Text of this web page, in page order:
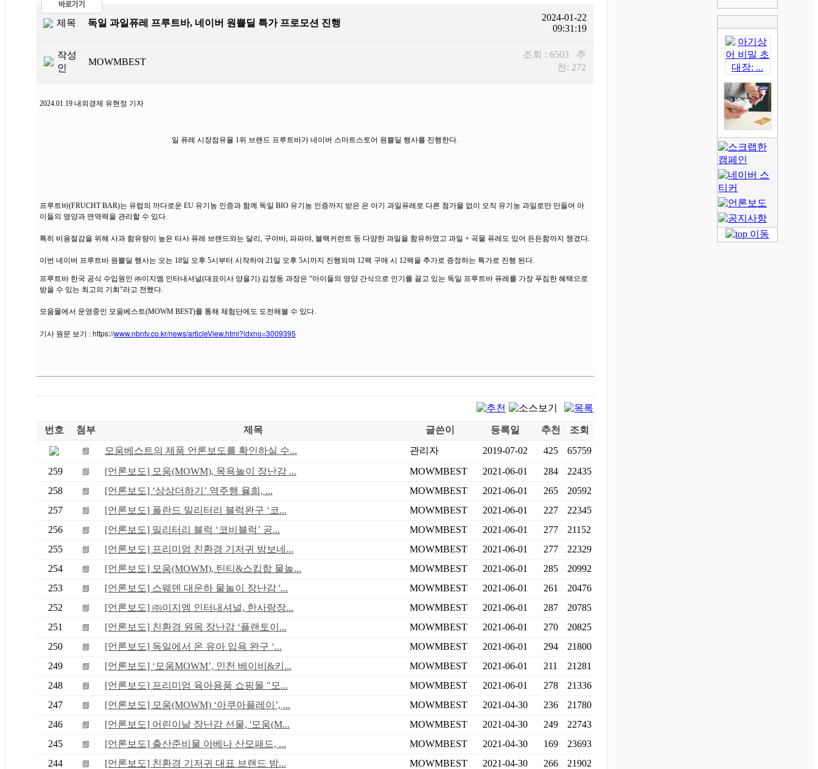
제목 독일 과일퓨레 프루트바, 네이버 원쁠딜 특가 프로모션 진행
2024-01-22
09:31:19
작성
인
MOWMBEST
조회 : 6503 추
천: 272
2024.01.19 내외경제 유현정 기자
일 퓨레 시장점유율 1위 브랜드 프루트바가 네이버 스마트스토어 원쁠딜 행사를 진행한다.
프루트바(FRUCHT BAR)는 유럽의 까다로운 EU 유기농 인증과 함께 독일 BIO 유기농 인증까지 받은 은 아기 과일퓨레로 다른 첨가물 없이 오직 유기농 과일로만 만들어 아
이들의 영양과 면역력을 관리할 수 있다.
특히 비용절감을 위해 사과 함유량이 높은 타사 퓨레 브랜드와는 달리, 구아바, 파파야, 블랙커런트 등 다양한 과일을 함유하였고 과일 + 곡물 퓨레도 있어 든든함까지 챙겼다.
이번 네이버 프루트바 원쁠딜 행사는 오는 18일 오후 5시부터 시작하여 21일 오후 5시까지 진행되며 12팩 구매 시 12팩을 추가로 증정하는 특가로 진행 된다.
프루트바 한국 공식 수입원인 ㈜이지엠 인터내셔널(대표이사 양을기) 김정동 과장은 “아이들의 영양 간식으로 인기를 끌고 있는 독일 프루트바 퓨레를 가장 푸짐한 혜택으로
받을 수 있는 최고의 기회”라고 전했다.
모움몰에서 운영중인 모움베스트(MOWM BEST)를 통해 체험단에도 도전해볼 수 있다.
기사 원문 보기 : https://www.nbntv.co.kr/news/articleView.html?idxno=3009395
번호 첨부 제목 글쓴이 등록일 추천
조회
모움베스트의 제품 언론보도를 확인하실 수...
관리자 2019-07-02 425
65759
259
[언론보도] 모움(MOWM), 목욕놀이 장난감 ... MOWMBEST 2021-06-01 284
22435
258
[언론보도] ‘상상더하기’ 역주행 율희, ... MOWMBEST 2021-06-01 265
20592
257
[언론보도] 폴란드 밀리터리 블럭완구 ‘코... MOWMBEST 2021-06-01 227
22345
256
[언론보도] 밀리터리 블럭 ‘코비블럭’ 공... MOWMBEST 2021-06-01 277
21152
255
[언론보도] 프리미엄 친환경 기저귀 밤보네... MOWMBEST 2021-06-01 277
22329
254
[언론보도] 모움(MOWM), 틴티&스킵합 물놀... MOWMBEST 2021-06-01 285
20992
253
[언론보도] 스웨덴 대운하 물놀이 장난감 '... MOWMBEST 2021-06-01 261
20476
252
[언론보도] ㈜이지엠 인터내셔널, 한사랑장... MOWMBEST 2021-06-01 287
20785
251
[언론보도] 친환경 원목 장난감 ‘플랜토이... MOWMBEST 2021-06-01 270
20825
250
[언론보도] 독일에서 온 유아 입욕 완구 ‘... MOWMBEST 2021-06-01 294
21800
249
[언론보도] ‘모움MOWM’, 인천 베이비&키... MOWMBEST 2021-06-01 211
21281
248
[언론보도] 프리미엄 육아용품 쇼핑몰 "모... MOWMBEST 2021-06-01 278
21336
247
[언론보도] 모움(MOWM) ‘아쿠아플레이’, ... MOWMBEST 2021-04-30 236
21780
246
[언론보도] 어린이날 장난감 선물, '모움(M... MOWMBEST 2021-04-30 249
22743
245
[언론보도] 출산준비물 아베나 산모패드, ... MOWMBEST 2021-04-30 169
23693
244
[언론보도] 친환경 기저귀 대표 브랜드 밤... MOWMBEST 2021-04-30 266
21902